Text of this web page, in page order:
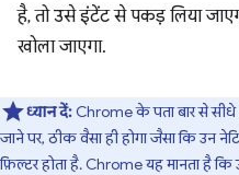
है, तो उसे इंटेंट से पकड़ लिया
खोला जाएगा.
ध्यान दें: Chrome के पता बार से सीधे
जाने पर, ठीक वैसा ही होगा जैसा कि उन
फ़िल्टर होता है. Chrome यह मानता है